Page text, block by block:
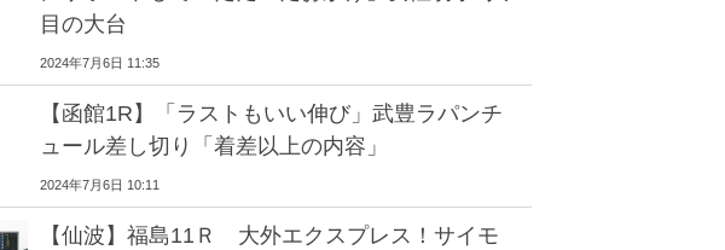
目の大台
2024年7月6日 11:35
【函館1R】「ラストもいい伸び」武豊ラパンチ
ュール差し切り「着差以上の内容」
2024年7月6日 10:11
【仙波】福島11Ｒ 大外エクスプレス！サイモ